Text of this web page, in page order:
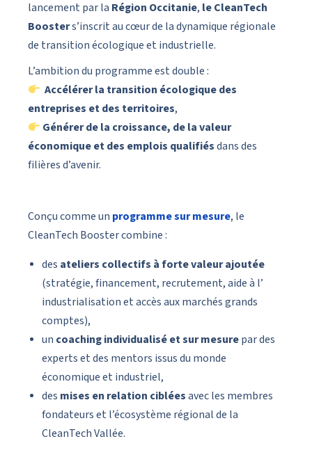
lancement par la Région Occitanie, le CleanTech
Boosters’inscrit au cœur de la dynamique régionale
de transition écologique et industrielle.
L’ambition du programme est double :
Accélérer la transition écologique des
entreprises et des territoires,
Générer de la croissance, de la valeur
économique et des emplois qualifiésdans des
filières d’avenir.
Conçu comme un programme sur mesure, le
CleanTech Booster combine :
des ateliers collectifs à forte valeur ajoutée
(stratégie, financement, recrutement, aide à l’
industrialisation et accès aux marchés grands
comptes),
un coaching individualisé et sur mesurepar des
experts et des mentors issus du monde
économique et industriel,
des mises en relation cibléesavec les membres
fondateurs et l’écosystème régional de la
CleanTech Vallée.